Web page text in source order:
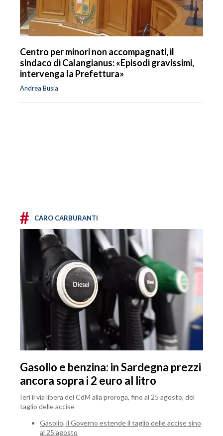
Centro per minori non accompagnati, il
sindaco di Calangianus: «Episodi gravissimi,
intervenga la Prefettura»
Andrea Busia
# CARO CARBURANTI
Gasolio e benzina: in Sardegna prezzi
ancora sopra i 2 euro al litro
Ieri il via libera del CdM alla proroga, fino al 25 agosto, del
taglio delle accise
Gasolio, il Governo estende il taglio delle accise sino
al 25 agosto